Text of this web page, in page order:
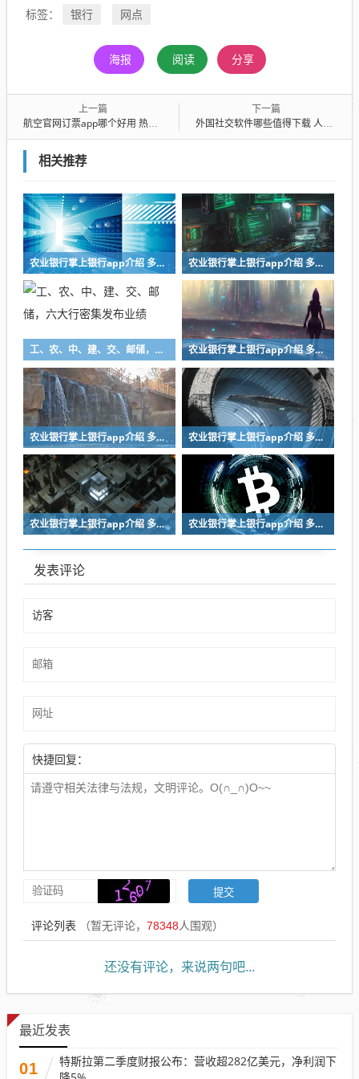
标签： 银行 网点
海报 阅读 分享
上一篇
航空官网订票app哪个好用 热门航空订票软件推荐
下一篇
外国社交软件哪些值得下载 人气高的外国社交软件盘点
相关推荐
农业银行掌上银行app介绍 多人用的银行软件合集 农业银行掌上银行app介绍 多人用的银行软件合集
工、农、中、建、交、邮储，六大行密集发布业绩 农业银行掌上银行app介绍 多人用的银行软件合集
农业银行掌上银行app介绍 多人用的银行软件合集 农业银行掌上银行app介绍 多人用的银行软件合集
农业银行掌上银行app介绍 多人用的银行软件合集 农业银行掌上银行app介绍 多人用的银行软件合集
发表评论
快捷回复：
评论列表 （暂无评论， 78348人围观）
还没有评论，来说两句吧...
最近发表
01
特斯拉第二季度财报公布：营收超282亿美元，净利润下